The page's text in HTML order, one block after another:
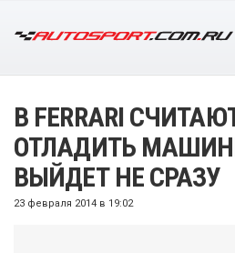
В FERRARI
ОТЛАДИТЬ
ВЫЙДЕТ НЕ СРАЗУ
23 февраля 2014 в 19:02